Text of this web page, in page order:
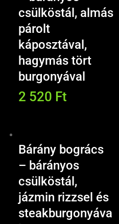
csülköstál, almás
párolt
káposztával,
hagymás tört
burgonyával
2 520 Ft
Bárány bogrács
– bárányos
csülköstál,
jázmin rizzsel és
steakburgonyáva